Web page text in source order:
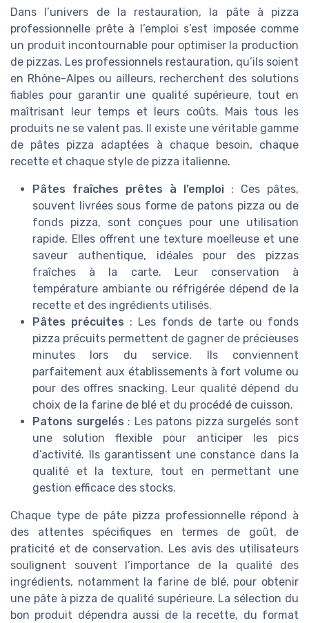
Dans l’univers de la restauration, la pâte à pizza
professionnelle prête à l’emploi s’est imposée comme
un produit incontournable pour optimiser la production
de pizzas. Les professionnels restauration, qu’ils soient
en Rhône-Alpes ou ailleurs, recherchent des solutions
fiables pour garantir une qualité supérieure, tout en
maîtrisant leur temps et leurs coûts. Mais tous les
produits ne se valent pas. Il existe une véritable gamme
de pâtes pizza adaptées à chaque besoin, chaque
recette et chaque style de pizza italienne.
Pâtes fraîches prêtes à l’emploi : Ces pâtes,
souvent livrées sous forme de patons pizza ou de
fonds pizza, sont conçues pour une utilisation
rapide. Elles offrent une texture moelleuse et une
saveur authentique, idéales pour des pizzas
fraîches à la carte. Leur conservation à
température ambiante ou réfrigérée dépend de la
recette et des ingrédients utilisés.
Pâtes précuites : Les fonds de tarte ou fonds
pizza précuits permettent de gagner de précieuses
minutes lors du service. Ils conviennent
parfaitement aux établissements à fort volume ou
pour des offres snacking. Leur qualité dépend du
choix de la farine de blé et du procédé de cuisson.
Patons surgelés : Les patons pizza surgelés sont
une solution flexible pour anticiper les pics
d’activité. Ils garantissent une constance dans la
qualité et la texture, tout en permettant une
gestion efficace des stocks.
Chaque type de pâte pizza professionnelle répond à
des attentes spécifiques en termes de goût, de
praticité et de conservation. Les avis des utilisateurs
soulignent souvent l’importance de la qualité des
ingrédients, notamment la farine de blé, pour obtenir
une pâte à pizza de qualité supérieure. La sélection du
bon produit dépendra aussi de la recette, du format